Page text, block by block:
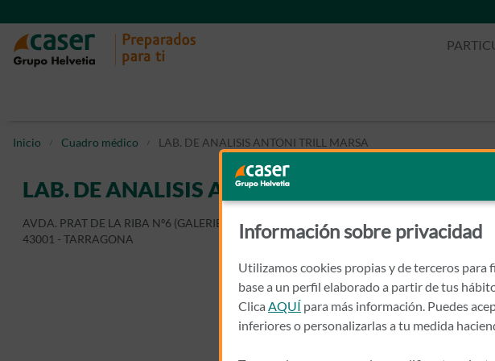
Inicio Cuadro médico LAB. DE ANALISIS ANTONI TRILL MARSA
LAB. DE ANALISIS ANTONI TRILL MARSA
AVDA. PRAT DE LA RIBA Nº6 (GALERIES MINERVA)
43001 - TARRAGONA
Información sobre privacidad
Utilizamos cookies propias y de terceros
base a un perfil elaborado a partir de tus
Clica AQUÍ para más información. Puedes
inferiores o personalizarlas a tu medida